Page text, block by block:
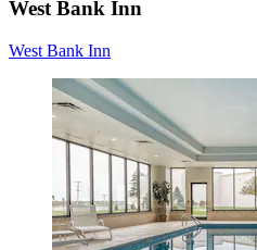
West Bank Inn
West Bank Inn